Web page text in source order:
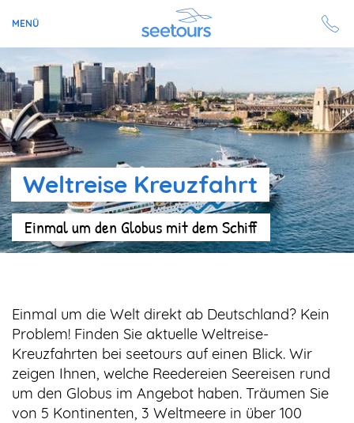
MENÜ
Seetours
Ziele
Ratgeber
Schiffe
Reisesuche
Angebote
Aktuell auf seetours
Weltreise Kreuzfahrt
Einmal um den Globus mit dem Schiff
Einmal um die Welt direkt ab Deutschland? Kein
Problem! Finden Sie aktuelle Weltreise-
Kreuzfahrten bei seetours auf einen Blick. Wir
zeigen Ihnen, welche Reedereien Seereisen rund
um den Globus im Angebot haben. Träumen Sie
von 5 Kontinenten, 3 Weltmeere in über 100